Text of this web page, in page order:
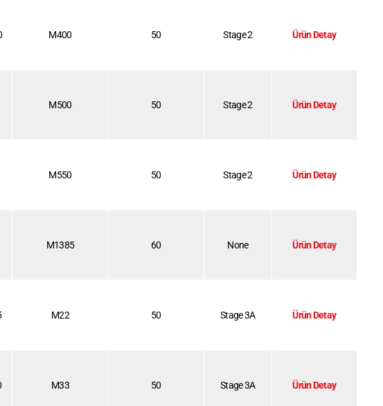
M400 50 Stage 2 Ürün Detay
M500 50 Stage 2 Ürün Detay
M550 50 Stage 2 Ürün Detay
M1385 60 None Ürün Detay
M22 50 Stage 3A Ürün Detay
M33 50 Stage 3A Ürün Detay